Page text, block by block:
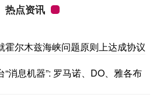
热点资讯
霍尔木兹海峡问题原则上达成协议
消息机器”: 罗马诺、DO、雅各布